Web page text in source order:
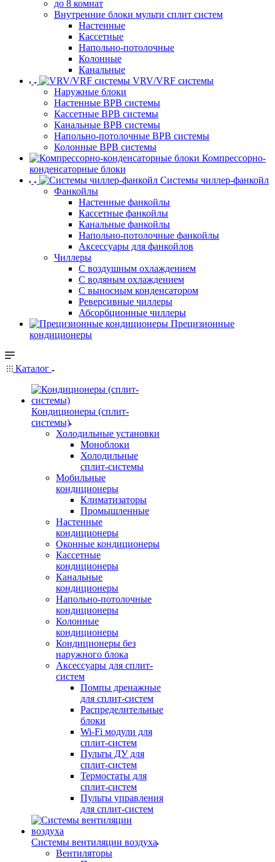
до 8 комнат
Внутренние блоки мульти сплит систем
Настенные
Кассетные
Напольно-потолочные
Колонные
Канальные
VRV/VRF системы
Наружные блоки
Настенные ВРВ системы
Кассетные ВРВ системы
Канальные ВРВ системы
Напольно-потолочные ВРВ системы
Колонные ВРВ системы
Компрессорно-
конденсаторные блоки
Системы чиллер-фанкойл
Фанкойлы
Настенные фанкойлы
Кассетные фанкойлы
Канальные фанкойлы
Напольно-потолочные фанкойлы
Аксессуары для фанкойлов
Чиллеры
С воздушным охлаждением
С водяным охлаждением
С выносным конденсатором
Реверсивные чиллеры
Абсорбционные чиллеры
Прецизионные
кондиционеры
Каталог
Кондиционеры (сплит-
системы)
Холодильные установки
Моноблоки
Холодильные
сплит-системы
Мобильные
кондиционеры
Климатизаторы
Промышленные
Настенные
кондиционеры
Оконные кондиционеры
Кассетные
кондиционеры
Канальные
кондиционеры
Напольно-потолочные
кондиционеры
Колонные
кондиционеры
Кондиционеры без
наружного блока
Аксессуары для сплит-
систем
Помпы дренажные
для сплит-систем
Распределительные
блоки
Wi-Fi модули для
сплит-систем
Пульты ДУ для
сплит-систем
Термостаты для
сплит-систем
Пульты управления
для сплит-систем
Системы вентиляции воздуха
Вентиляторы